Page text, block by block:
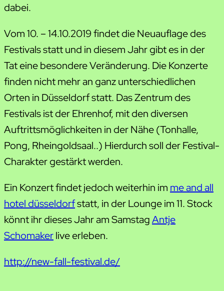
dabei.
Vom 10. – 14.10.2019 findet die Neuauflage des
Festivals statt und in diesem Jahr gibt es in der
Tat eine besondere Veränderung. Die Konzerte
finden nicht mehr an ganz unterschiedlichen
Orten in Düsseldorf statt. Das Zentrum des
Festivals ist der Ehrenhof, mit den diversen
Auftrittsmöglichkeiten in der Nähe (Tonhalle,
Pong, Rheingoldsaal..) Hierdurch soll der Festival-
Charakter gestärkt werden.
Ein Konzert findet jedoch weiterhin im me and all
hotel düsseldorfstatt, in der Lounge im 11. Stock
könnt ihr dieses Jahr am SamstagAntje
Schomakerlive erleben.
http://new-fall-festival.de/